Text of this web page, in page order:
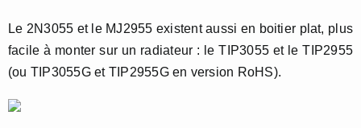
Le 2N3055 et le MJ2955 existent aussi en boitier plat, plus
facile à monter sur un radiateur : le TIP3055 et le TIP2955
(ou TIP3055G et TIP2955G en version RoHS).